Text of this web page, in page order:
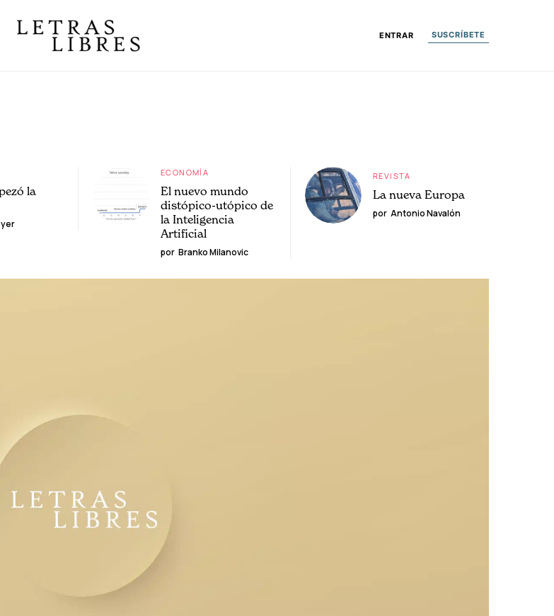
ENTRAR SUSCRÍBETE
la
ECONOMÍA
El nuevo mundo
distópico-utópico de
la Inteligencia
Artificial
por Branko Milanovic
REVISTA
La nueva Europa
por Antonio Navalón